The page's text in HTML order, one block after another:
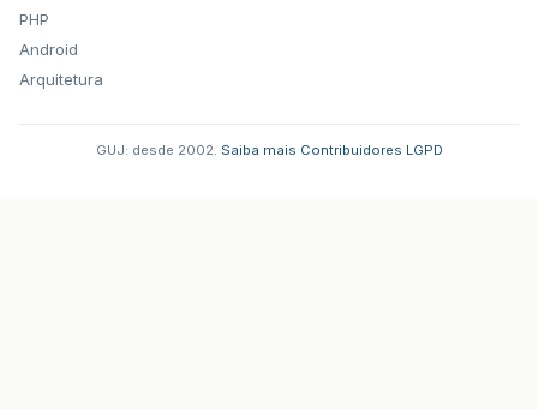
PHP
Android
Arquitetura
GUJ: desde 2002. Saiba mais Contribuidores LGPD